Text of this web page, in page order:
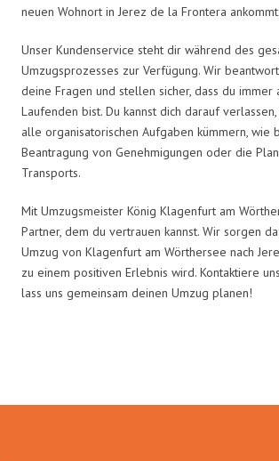
neuen Wohnort in Jerez de la Frontera ankommt.
Unser Kundenservice steht dir während des
Umzugsprozesses zur Verfügung. Wir
deine Fragen und stellen sicher, dass du immer
Laufenden bist. Du kannst dich darauf
alle organisatorischen Aufgaben kümmern, wie
Beantragung von Genehmigungen oder die
Transports.
Mit Umzugsmeister König Klagenfurt am
Partner, dem du vertrauen kannst. Wir sorgen
Umzug von Klagenfurt am Wörthersee nach
zu einem positiven Erlebnis wird. Kontaktiere
lass uns gemeinsam deinen Umzug planen!